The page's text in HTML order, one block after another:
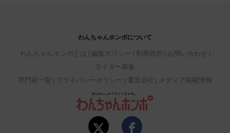
わんちゃんホンポについて
わんちゃんホンポとは 編集ポリシー 利用規約
お問い合わせ
ライター募集
専門家一覧
プライバシーポリシー 運営会社 メディア掲載情報